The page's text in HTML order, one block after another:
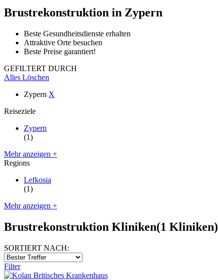
Brustrekonstruktion in Zypern
Beste Gesundheitsdienste erhalten
Attraktive Orte besuchen
Beste Preise garantiert!
GEFILTERT DURCH
Alles Löschen
Zypern X
Reiseziele
Zypern
(1)
Mehr anzeigen +
Regions
Lefkosia
(1)
Mehr anzeigen +
Brustrekonstruktion Kliniken(1 Kliniken)
SORTIERT NACH:
Filter